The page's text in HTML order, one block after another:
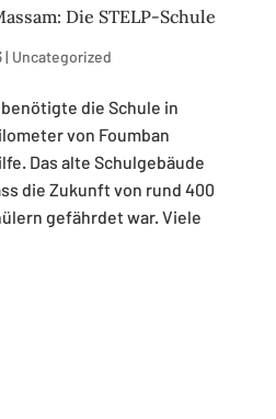
Die STELP-Schule
| Uncategorized
die Schule in
von Foumban
Das alte Schulgebäude
die Zukunft von rund 400
gefährdet war. Viele